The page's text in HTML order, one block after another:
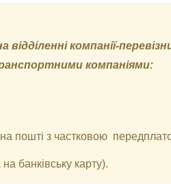
компанії-
компаніями:
пошті з частковою
банківську карту).